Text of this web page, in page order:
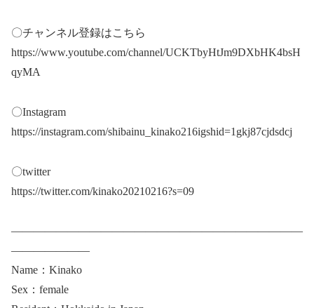
〇チャンネル登録はこちら
https://www.youtube.com/channel/UCKTbyHtJm9DXbHK4bsH
qyMA
〇Instagram
https://instagram.com/shibainu_kinako216igshid=1gkj87cjdsdcj
〇twitter
https://twitter.com/kinako20210216?s=09
——————————————————————————
———————
Name：Kinako
Sex：female